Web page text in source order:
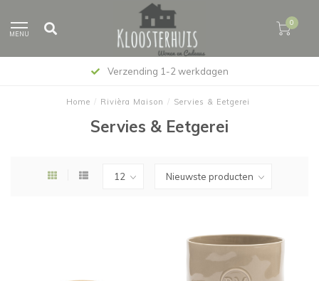
MENU
0
Verzending 1-2 werkdagen
Home / Rivièra Maison / Servies & Eetgerei
Servies & Eetgerei